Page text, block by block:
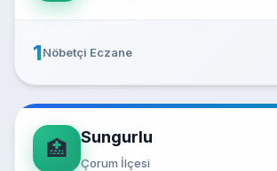
1Nöbetçi Eczane
🏥 Sungurlu
Çorum İlçesi